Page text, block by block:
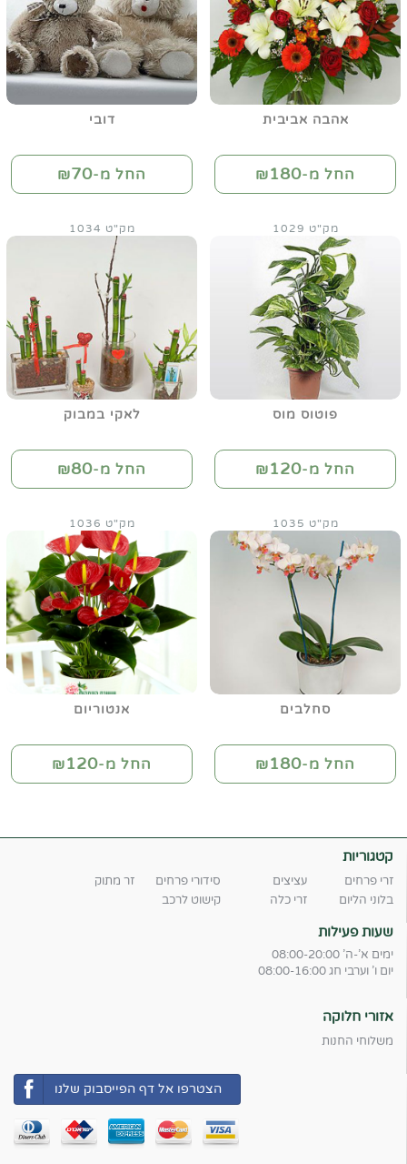
אהבה אביבית
החל מ-₪180
דובי
החל מ-₪70
פוטוס מוס
מק"ט 1029
החל מ-₪120
לאקי במבוק
מק"ט 1034
החל מ-₪80
סחלבים
מק"ט 1035
החל מ-₪180
אנטוריום
מק"ט 1036
החל מ-₪120
קטגוריות
זרי פרחים עציצים סידורי פרחים
זר מתוק
בלוני הליום
זרי כלה קישוט לרכב
שעות פעילות
ימים א'-ה' 08:00-20:00
יום ו' וערבי חג 08:00-16:00
אזורי חלוקה
משלוחי החנות
הצטרפו אל דף הפייסבוק שלנו